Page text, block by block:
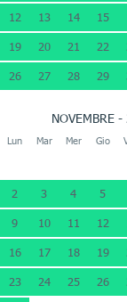
12 13 14 15
19 20 21 22
26 27 28 29
NOVEMBRE
Lun Mar Mer Gio
2 3 4 5
9 10 11 12
16 17 18 19
23 24 25 26